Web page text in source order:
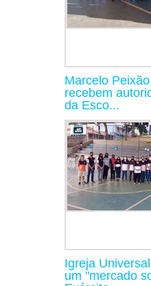
Marcelo
recebem
da Esco...
Igreja
um "mercado